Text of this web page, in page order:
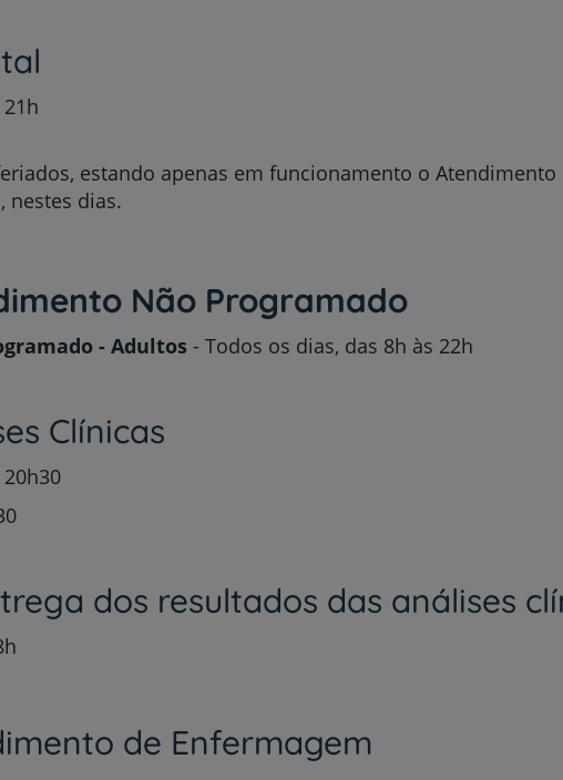
estando apenas em funcionamento o
nestes dias.
Não Programado
- Adultos - Todos os dias, das 8h às 22h
Clínicas
dos resultados das análises
de Enfermagem